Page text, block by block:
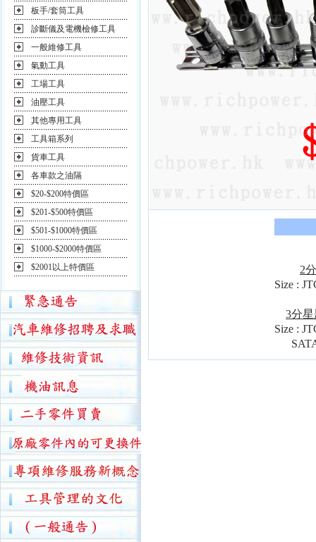
板手/套筒工具
診斷儀及電機檢修工具
一般維修工具
氣動工具
工場工具
油壓工具
其他專用工具
工具箱系列
貨車工具
各車款之油隔
$20-$200特價區
$201-$500特價區
$501-$1000特價區
$1000-$2000特價區
$2001以上特價區
2
Size :
3分
Size :
SATA